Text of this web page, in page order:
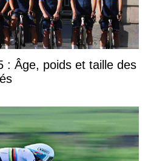
: Âge, poids et taille des